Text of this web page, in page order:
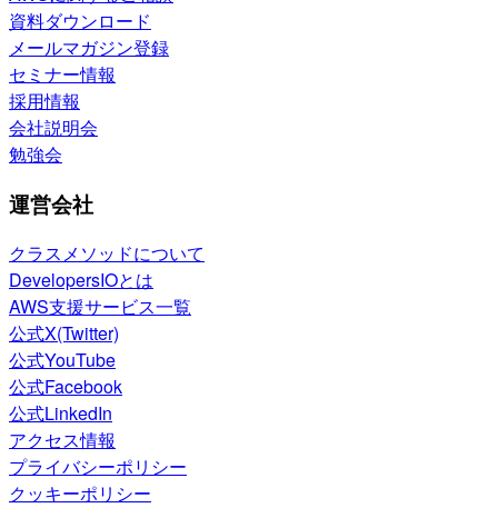
資料ダウンロード
メールマガジン登録
セミナー情報
採用情報
会社説明会
勉強会
運営会社
クラスメソッドについて
DevelopersIOとは
AWS支援サービス一覧
公式X(Twitter)
公式YouTube
公式Facebook
公式LinkedIn
アクセス情報
プライバシーポリシー
クッキーポリシー